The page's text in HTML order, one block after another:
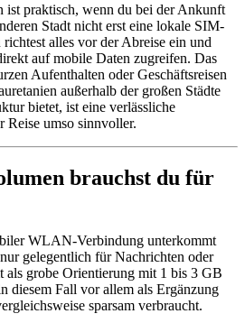
ist praktisch, wenn du bei der Ankunft
Stadt nicht erst eine lokale SIM-
alles vor der Abreise ein und
auf mobile Daten zugreifen. Das
Aufenthalten oder Geschäftsreisen
außerhalb der großen Städte
bietet, ist eine verlässliche
Reise umso sinnvoller.
brauchst du für
WLAN-Verbindung unterkommt
gelegentlich für Nachrichten oder
als grobe Orientierung mit 1 bis 3 GB
diesem Fall vor allem als Ergänzung
sparsam verbraucht.